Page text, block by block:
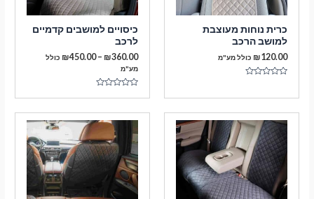
כרית נוחות מעוצבת
למושב הרכב
₪120.00 כולל מע"מ
מתוך
כיסויים למושבים קדמיים
לרכב
₪360.00
–
₪450.00
טווח
כולל
מע"מ